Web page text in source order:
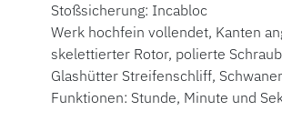
Stoßsicherung: Incabloc
Werk hochfein vollendet, Kanten
skelettierter Rotor, polierte
Glashütter Streifenschliff,
Funktionen: Stunde, Minute und